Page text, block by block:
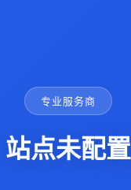
专业服务商
站点未配置